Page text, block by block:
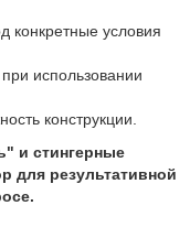
конкретные условия
использовании
конструкции.
и стингерные
для результативной